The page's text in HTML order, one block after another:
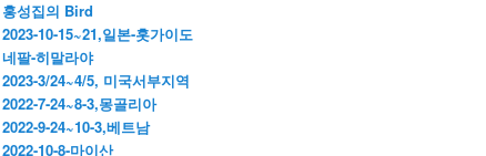
홍성집의 Bird
2023-10-15~21,일본-홋가이도
네팔-히말라야
2023-3/24~4/5, 미국서부지역
2022-7-24~8-3,몽골리아
2022-9-24~10-3,베트남
2022-10-8-마이산